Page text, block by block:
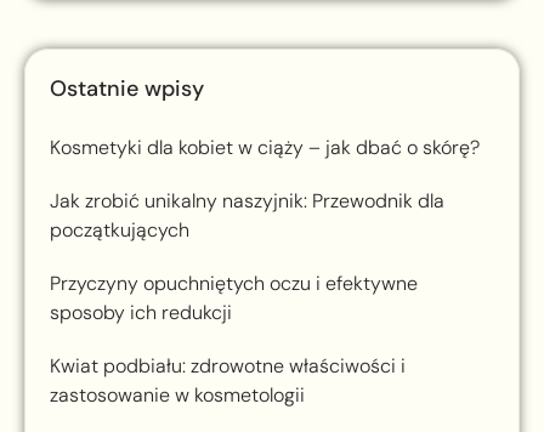
Ostatnie wpisy
Kosmetyki dla kobiet w ciąży – jak dbać o skórę?
Jak zrobić unikalny naszyjnik: Przewodnik dla
początkujących
Przyczyny opuchniętych oczu i efektywne
sposoby ich redukcji
Kwiat podbiału: zdrowotne właściwości i
zastosowanie w kosmetologii